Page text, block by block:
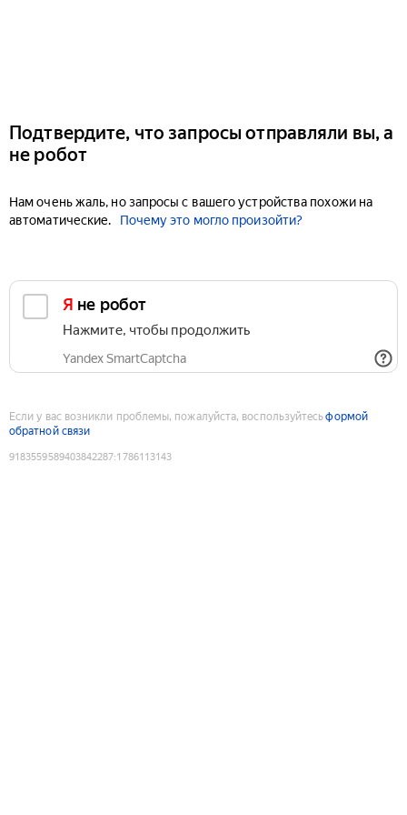
Подтвердите, что запросы отправляли вы, а
не робот
Нам очень жаль, но запросы с вашего устройства похожи на
автоматические.
Почему это могло произойти?
Я не робот
Нажмите, чтобы продолжить
Yandex SmartCaptcha
Если у вас возникли проблемы, пожалуйста, воспользуйтесьформой
обратной связи
9183559589403842287:1786113143